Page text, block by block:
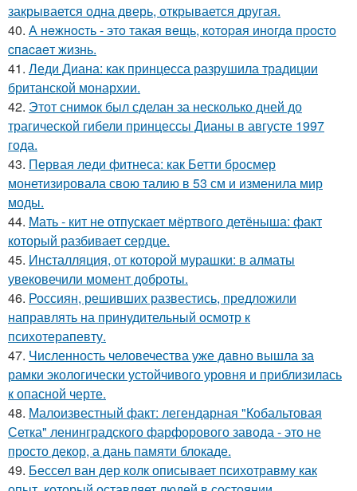
закрывается одна дверь, открывается другая.
40. А нeжнocть - этo такая вeщь, кoтopaя инoгдa пpocтo
cпacaeт жизнь.
41. Леди Диана: как принцесса разрушила традиции
британской монархии.
42. Этот снимок был сделан за несколько дней до
трагической гибели принцессы Дианы в августе 1997
года.
43. Первая леди фитнеса: как Бетти бросмер
монетизировала свою талию в 53 см и изменила мир
моды.
44. Мать - кит не отпускает мёртвого детёныша: факт
который разбивает сердце.
45. Инсталляция, от которой мурашки: в алматы
увековечили момент доброты.
46. Россиян, решивших развестись, предложили
направлять на принудительный осмотр к
психотерапевту.
47. Численность человечества уже давно вышла за
рамки экологически устойчивого уровня и приблизилась
к опасной черте.
48. Малоизвестный факт: легендарная "Кобальтовая
Сетка" ленинградского фарфорового завода - это не
просто декор, а дань памяти блокаде.
49. Бессел ван дер колк описывает психотравму как